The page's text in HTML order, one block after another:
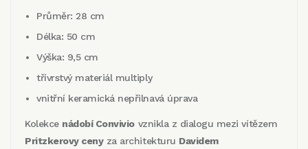
Průměr: 28 cm
Délka: 50 cm
Výška: 9,5 cm
třívrstvý materiál multiply
vnitřní keramická nepřilnavá úprava
Kolekce nádobí Conviviovznikla z dialogu mezi vítězem
Pritzkerovy cenyza architekturu Davidem